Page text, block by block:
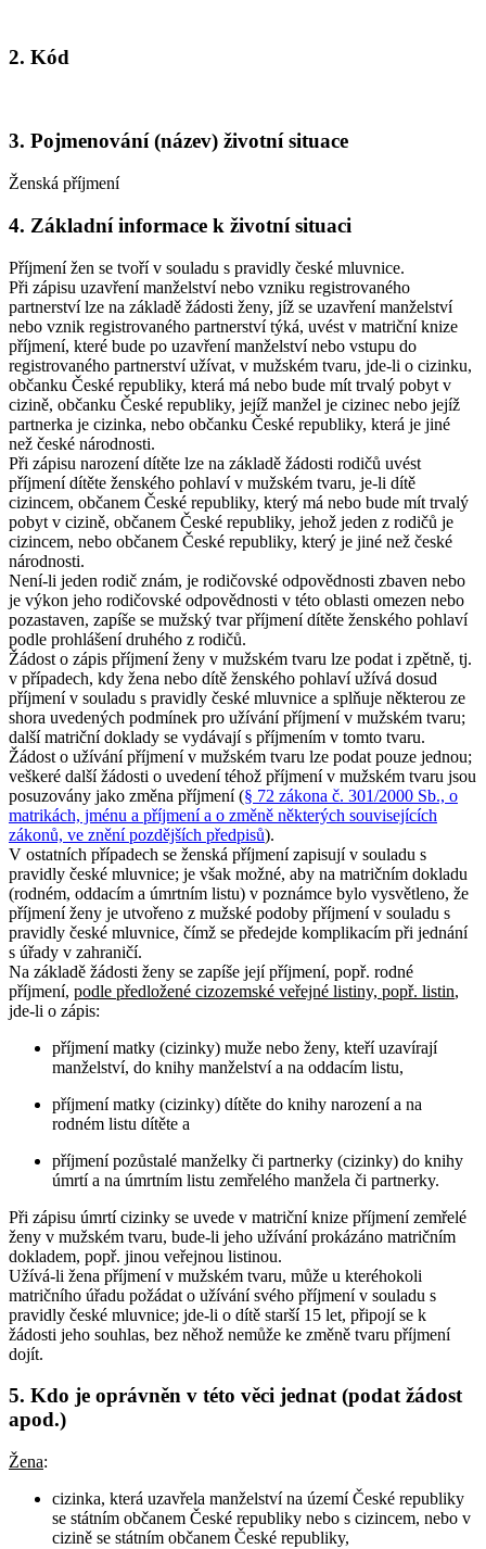
2. Kód
3. Pojmenování (název) životní situace
Ženská příjmení
4. Základní informace k životní situaci
Příjmení žen se tvoří v souladu s pravidly české mluvnice.
Při zápisu uzavření manželství nebo vzniku registrovaného
partnerství lze na základě žádosti ženy, jíž se uzavření manželství
nebo vznik registrovaného partnerství týká, uvést v matriční knize
příjmení, které bude po uzavření manželství nebo vstupu do
registrovaného partnerství užívat, v mužském tvaru, jde-li o cizinku,
občanku České republiky, která má nebo bude mít trvalý pobyt v
cizině, občanku České republiky, jejíž manžel je cizinec nebo jejíž
partnerka je cizinka, nebo občanku České republiky, která je jiné
než české národnosti.
Při zápisu narození dítěte lze na základě žádosti rodičů uvést
příjmení dítěte ženského pohlaví v mužském tvaru, je-li dítě
cizincem, občanem České republiky, který má nebo bude mít trvalý
pobyt v cizině, občanem České republiky, jehož jeden z rodičů je
cizincem, nebo občanem České republiky, který je jiné než české
národnosti.
Není-li jeden rodič znám, je rodičovské odpovědnosti zbaven nebo
je výkon jeho rodičovské odpovědnosti v této oblasti omezen nebo
pozastaven, zapíše se mužský tvar příjmení dítěte ženského pohlaví
podle prohlášení druhého z rodičů.
Žádost o zápis příjmení ženy v mužském tvaru lze podat i zpětně, tj.
v případech, kdy žena nebo dítě ženského pohlaví užívá dosud
příjmení v souladu s pravidly české mluvnice a splňuje některou ze
shora uvedených podmínek pro užívání příjmení v mužském tvaru;
další matriční doklady se vydávají s příjmením v tomto tvaru.
Žádost o užívání příjmení v mužském tvaru lze podat pouze jednou;
veškeré další žádosti o uvedení téhož příjmení v mužském tvaru jsou
posuzovány jako změna příjmení (§ 72 zákona č. 301/2000 Sb., o
matrikách, jménu a příjmení a o změně některých souvisejících
zákonů, ve znění pozdějších předpisů).
V ostatních případech se ženská příjmení zapisují v souladu s
pravidly české mluvnice; je však možné, aby na matričním dokladu
(rodném, oddacím a úmrtním listu) v poznámce bylo vysvětleno, že
příjmení ženy je utvořeno z mužské podoby příjmení v souladu s
pravidly české mluvnice, čímž se předejde komplikacím při jednání
s úřady v zahraničí.
Na základě žádosti ženy se zapíše její příjmení, popř. rodné
příjmení, podle předložené cizozemské veřejné listiny, popř. listin,
jde-li o zápis:
příjmení matky (cizinky) muže nebo ženy, kteří uzavírají
manželství, do knihy manželství a na oddacím listu,
příjmení matky (cizinky) dítěte do knihy narození a na
rodném listu dítěte a
příjmení pozůstalé manželky či partnerky (cizinky) do knihy
úmrtí a na úmrtním listu zemřelého manžela či partnerky.
Při zápisu úmrtí cizinky se uvede v matriční knize příjmení zemřelé
ženy v mužském tvaru, bude-li jeho užívání prokázáno matričním
dokladem, popř. jinou veřejnou listinou.
Užívá-li žena příjmení v mužském tvaru, může u kteréhokoli
matričního úřadu požádat o užívání svého příjmení v souladu s
pravidly české mluvnice; jde-li o dítě starší 15 let, připojí se k
žádosti jeho souhlas, bez něhož nemůže ke změně tvaru příjmení
dojít.
5. Kdo je oprávněn v této věci jednat (podat žádost
apod.)
Žena:
cizinka, která uzavřela manželství na území České republiky
se státním občanem České republiky nebo s cizincem, nebo v
cizině se státním občanem České republiky,